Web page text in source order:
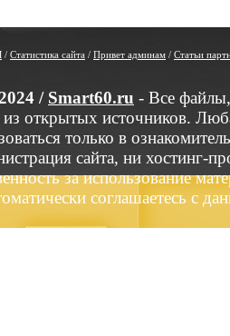
/ Статистика сайта / Привет админам / Статьи
/ Smart60.ru - Все
открытых источников.
только в
сайта, ни хостинг-
за использование
соглашаетесь с